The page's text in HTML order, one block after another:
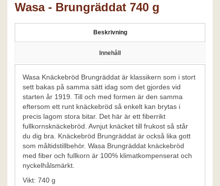
Wasa - Brungräddat 740 g
Beskrivning
Innehåll
Wasa Knäckebröd Brungräddat är klassikern som i stort
sett bakas på samma sätt idag som det gjordes vid
starten år 1919. Till och med formen är den samma
eftersom ett runt knäckebröd så enkelt kan brytas i
precis lagom stora bitar. Det här är ett fiberrikt
fullkornsknäckebröd. Avnjut knäcket till frukost så står
du dig bra. Knäckebröd Brungräddat är också lika gott
som måltidstillbehör. Wasa Brungräddat knäckebröd
med fiber och fullkorn är 100% klimatkompenserat och
nyckelhålsmärkt.
Vikt: 740 g